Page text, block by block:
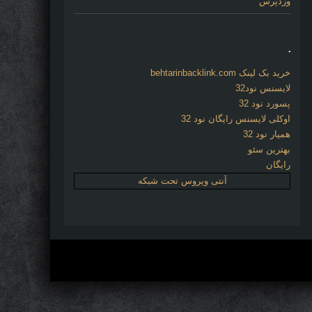
.
خرید بک لینک behtarinbacklink.com
لایسنس نود32
پسورد نود 32
اوکلی لایسنس رایگان نود 32
همیار نود 32
بهترین سئو
رایگان
آنتی ویروس تحت شبکه